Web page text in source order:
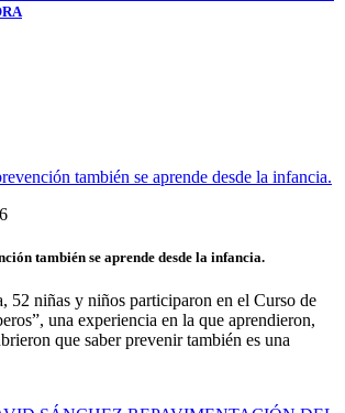
también se aprende desde la infancia.
52 niñas y niños participaron en el Curso de
una experiencia en la que aprendieron,
que saber prevenir también es una